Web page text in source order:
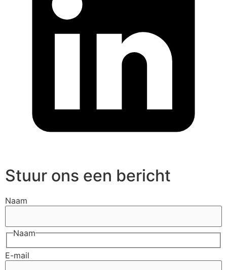
Stuur ons een bericht
Naam
Naam
E-mail